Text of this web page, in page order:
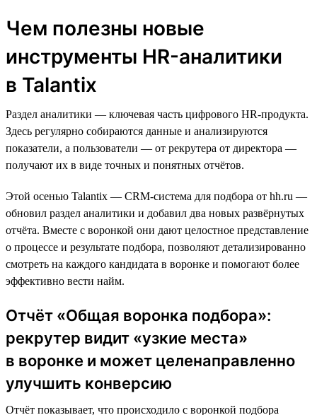
Чем полезны новые
инструменты HR-аналитики
в Talantix
Раздел аналитики — ключевая часть цифрового HR-продукта.
Здесь регулярно собираются данные и анализируются
показатели, а пользователи — от рекрутера от директора —
получают их в виде точных и понятных отчётов.
Этой осенью Talantix — CRM-система для подбора от hh.ru —
обновил раздел аналитики и добавил два новых развёрнутых
отчёта. Вместе c воронкой они дают целостное представление
о процессе и результате подбора, позволяют детализированно
смотреть на каждого кандидата в воронке и помогают более
эффективно вести найм.
Отчёт «Общая воронка подбора»:
рекрутер видит «узкие места»
в воронке и может целенаправленно
улучшить конверсию
Отчёт показывает, что происходило с воронкой подбора